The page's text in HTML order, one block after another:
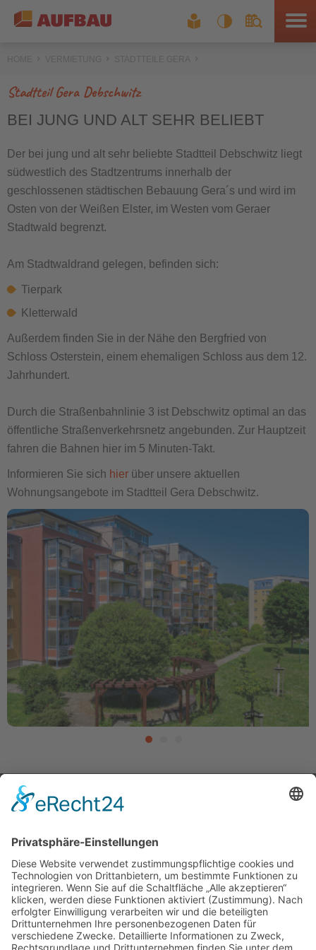
Stadtteil Gera Debschwitz
BEI JUNG UND ALT SEHR BELIEBT
Der bei jung und alt sehr beliebte Stadtteil Debschwitz liegt
südwestlich des Stadtzentrums innerhalb der
geschlossenen städtischen Bebauung Gera´s und wird im
Osten von der Weißen Elster, im Westen vom Geraer
Stadtwald begrenzt.
Am Stadtwaldrand gelegen, befinden sich:
Tierpark
Kletterwald
Außerdem finden Sie in der Nähe den Bergfried von
Schloss Osterstein, einem ehemaligen Schloss aus dem 12.
Jahrhundert.
Durch die Straßenbahnlinie 3 ist Debschwitz optimal an das
öffentliche Straßenverkehrsnetz angebunden. Zur Hauptzeit
fahren die Bahnen hier im 5 Minuten-Takt.
Informieren Sie sich hier über unsere aktuellen
Wohnungsangebote im Stadtteil Gera Debschwitz.
FÜR SIE ERREICHBAR!
0365/823310
Öffnungszeiten Geschäftsstelle Gera, Goethestr. 6
Mo, Mi, Do
09-12 Uhr und 13-16 Uhr
Di
09-12 Uhr und 13-18 Uhr